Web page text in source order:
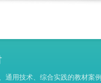
通用技术、综合实践的教材案例